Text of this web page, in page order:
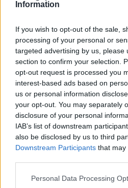
Information
If you wish to opt-out of the sale,
processing of your personal or
targeted advertising by us, please
section to confirm your selection.
opt-out request is processed you
interest-based ads based on
us or personal information
your opt-out. You may separately
disclosure of your personal
IAB’s list of downstream
also be disclosed by us to third
Downstream Participants that may
Please note that this website/app
Personal Data Processing
Közben a sorozat nem veszti
sem. Optimus Fővezér itt nem
kedves gyerekkori emlék,
próbálja megérteni, mit
exportcikként egy idegen
megvédeni valakit úgy, hogy
pusztító erővé. A
emberekkel való kapcsolatát
Transformers-részek azért